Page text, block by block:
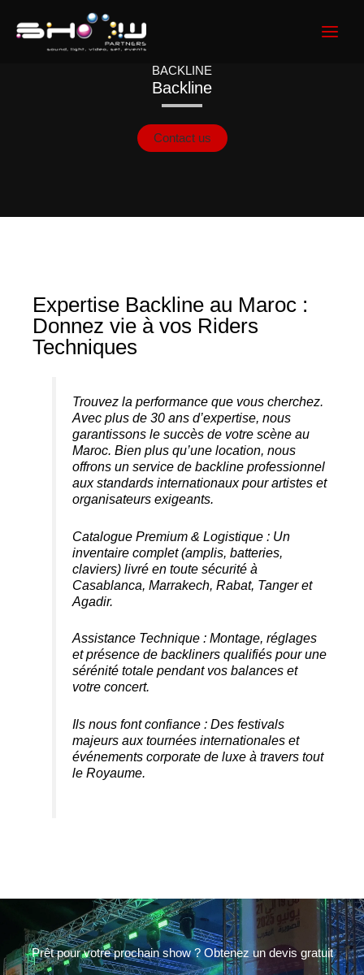
contenu
BACKLINE
Backline
Contact us
Expertise Backline au Maroc :
Donnez vie à vos Riders
Techniques
Trouvez la performance que vous cherchez.
Avec plus de 30 ans d’expertise, nous
garantissons le succès de votre scène au
Maroc. Bien plus qu’une location, nous
offrons un service de backline professionnel
aux standards internationaux pour artistes et
organisateurs exigeants.
Catalogue Premium & Logistique : Un
inventaire complet (amplis, batteries,
claviers) livré en toute sécurité à
Casablanca, Marrakech, Rabat, Tanger et
Agadir.
Assistance Technique : Montage, réglages
et présence de backliners qualifiés pour une
sérénité totale pendant vos balances et
votre concert.
Ils nous font confiance : Des festivals
majeurs aux tournées internationales et
événements corporate de luxe à travers tout
le Royaume.
Prêt pour votre prochain show ? Obtenez un devis gratuit